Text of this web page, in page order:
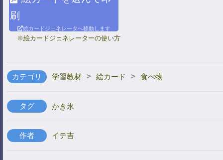
刷
絵カードジェネレータへ移動します
※絵カードジェネレーターの使い方
カテゴリ 学習教材 > 絵カード > 食べ物
タグ かき氷
作者 イテ吉